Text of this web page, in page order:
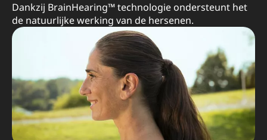
Dankzij BrainHearing™ technologie ondersteunt het
de natuurlijke werking van de hersenen.